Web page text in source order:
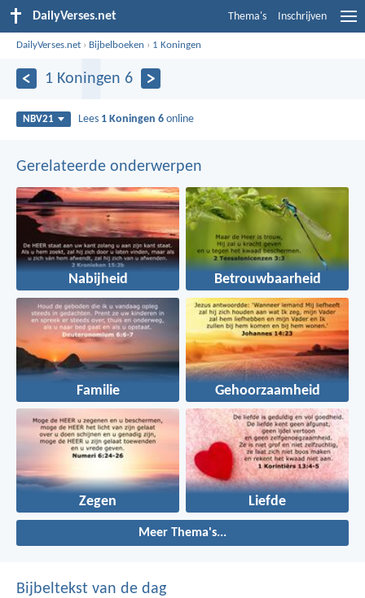
DailyVerses.net Thema's Inschrijven
DailyVerses.net › Bijbelboeken › 1 Koningen
1 Koningen 6
NBV21 Lees 1 Koningen 6 online
Gerelateerde onderwerpen
Nabijheid Betrouwbaarheid
Familie Gehoorzaamheid
Zegen Liefde
Meer Thema's...
Bijbeltekst van de dag